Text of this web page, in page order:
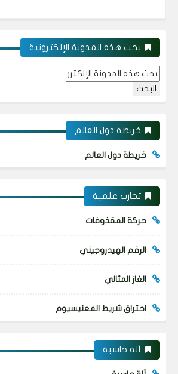
بحث هذه المدونة الإلكترونية
خريطة دول العالم
خريطة دول العالم
تجارب علمية
حركة المقذوفات
الرقم الهيدروجيني
الغاز المثالي
احتراق شريط المعنيسيوم
آلة حاسبة